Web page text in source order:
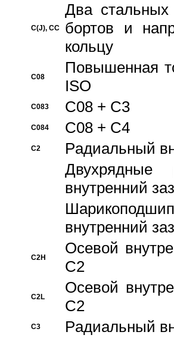
C(J), CC
Два стальных
бортов и
кольцу
C08
Повышенная
ISO
C083 C08 + C3
C084 C08 + C4
C2
Pадиальный
Двухрядные
внутренний
внутренний
C2H
Осевой
C2
C2L
Осевой
C2
C3 Pадиальный